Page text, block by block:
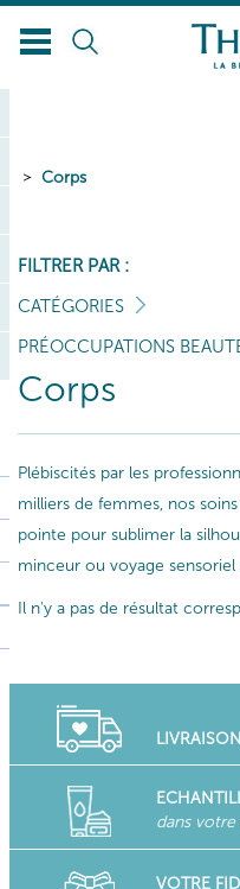
Corps
FILTRER PAR :
CATÉGORIES
PRÉOCCUPATIONS
Corps
Plébiscités par les
milliers de femmes, nos
pointe pour sublimer la
minceur ou voyage
Il n'y a pas de résultat
dans
VOTRE